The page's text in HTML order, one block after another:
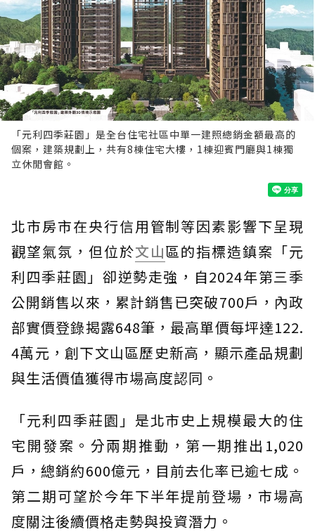
「元利四季莊園」是全台住宅社區中單一建照總銷金額最高的
個案，建築規劃上，共有8棟住宅大樓，1棟迎賓門廳與1棟獨
立休閒會館。
北市房市在央行信用管制等因素影響下呈現
觀望氣氛，但位於文山區的指標造鎮案「元
利四季莊園」卻逆勢走強，自2024年第三季
公開銷售以來，累計銷售已突破700戶，內政
部實價登錄揭露648筆，最高單價每坪達122.
4萬元，創下文山區歷史新高，顯示產品規劃
與生活價值獲得市場高度認同。
「元利四季莊園」是北市史上規模最大的住
宅開發案。分兩期推動，第一期推出1,020
戶，總銷約600億元，目前去化率已逾七成。
第二期可望於今年下半年提前登場，市場高
度關注後續價格走勢與投資潛力。